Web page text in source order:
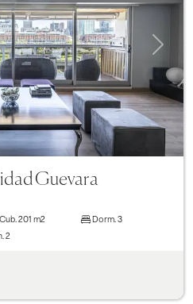
Guevara
201 m2 Dorm. 3
2